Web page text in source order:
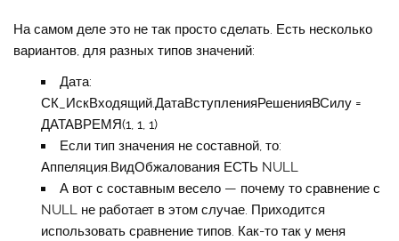
На самом деле это не так просто сделать. Есть несколько
вариантов, для разных типов значений:
Дата:
СК_ИскВходящий.ДатаВступленияРешенияВСилу =
ДАТАВРЕМЯ(1, 1, 1)
Если тип значения не составной, то:
Аппеляция.ВидОбжалования ЕСТЬ NULL
А вот с составным весело — почему то сравнение с
NULL не работает в этом случае. Приходится
использовать сравнение типов. Как-то так у меня